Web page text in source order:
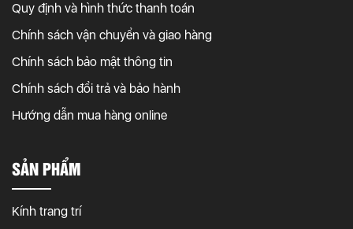
Quy định và hình thức thanh toán
Chính sách vận chuyển và giao hàng
Chính sách bảo mật thông tin
Chính sách đổi trả và bảo hành
Hướng dẫn mua hàng online
SẢN PHẨM
Kính trang trí